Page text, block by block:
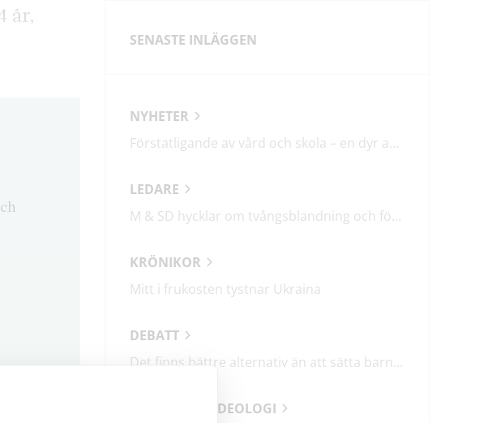
år,
SENASTE INLÄGGEN
NYHETER
Förstatligande av vård och skola – en dyr affär med osäkert utfall
LEDARE
M & SD hycklar om tvångsblandning och förvärrar segregationen
KRÖNIKOR
Mitt i frukosten tystnar Ukraina
DEBATT
Det finns bättre alternativ än att sätta barn i fängelse
ANALYSER & IDEOLOGI